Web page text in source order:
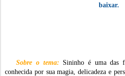
baixar.
Sobre o tema: Sininho é uma das
conhecida por sua magia, delicadeza e